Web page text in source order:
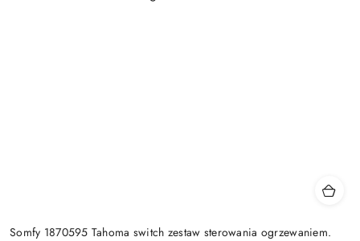
Somfy 1870595 Tahoma switch zestaw sterowania ogrzewaniem.